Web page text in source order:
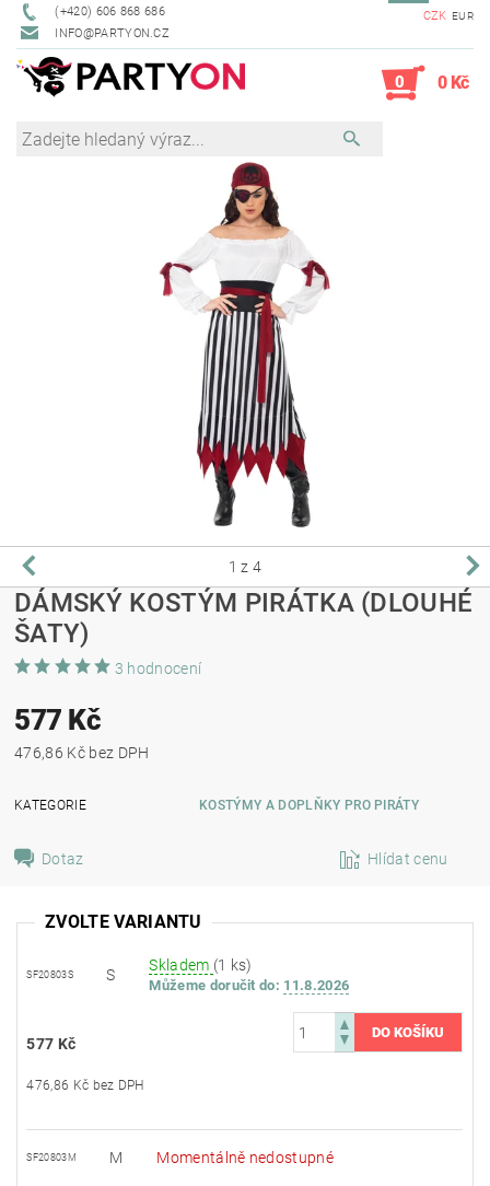
(+420) 606 868 686
INFO@PARTYON.CZ
CZK EUR
0 0 Kč
1 z 4
DÁMSKÝ KOSTÝM PIRÁTKA (DLOUHÉ
ŠATY)
3 hodnocení
577 Kč
476,86 Kč bez DPH
KATEGORIE KOSTÝMY A DOPLŇKY PRO PIRÁTY
Dotaz Hlídat cenu
ZVOLTE VARIANTU
SF20803S S
Skladem (1 ks)
Můžeme doručit do: 11.8.2026
577 Kč
476,86 Kč bez DPH
SF20803M M Momentálně nedostupné